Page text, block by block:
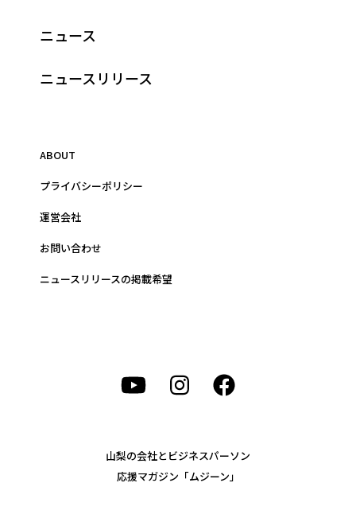
ニュース
ニュースリリース
ABOUT
プライバシーポリシー
運営会社
お問い合わせ
ニュースリリースの掲載希望
山梨の会社とビジネスパーソン
応援マガジン「ムジーン」